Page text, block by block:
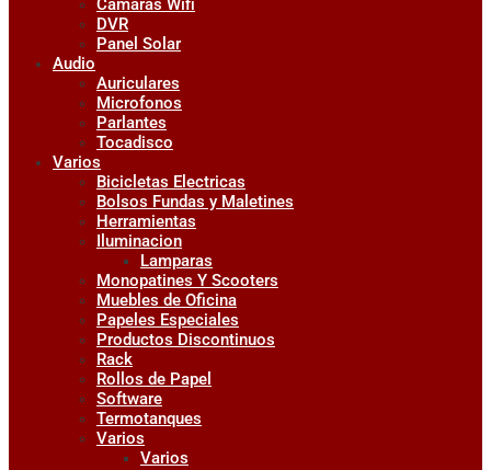
Camaras Wifi
DVR
Panel Solar
Audio
Auriculares
Microfonos
Parlantes
Tocadisco
Varios
Bicicletas Electricas
Bolsos Fundas y Maletines
Herramientas
Iluminacion
Lamparas
Monopatines Y Scooters
Muebles de Oficina
Papeles Especiales
Productos Discontinuos
Rack
Rollos de Papel
Software
Termotanques
Varios
Varios